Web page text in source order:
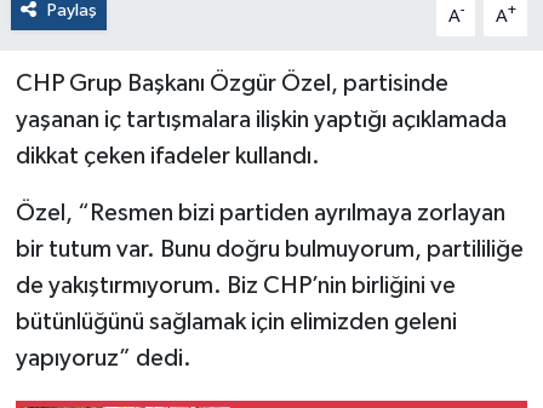
Paylaş A- A+
CHP Grup Başkanı Özgür Özel, partisinde
yaşanan iç tartışmalara ilişkin yaptığı açıklamada
dikkat çeken ifadeler kullandı.
Özel, “Resmen bizi partiden ayrılmaya zorlayan
bir tutum var. Bunu doğru bulmuyorum, partililiğe
de yakıştırmıyorum. Biz CHP’nin birliğini ve
bütünlüğünü sağlamak için elimizden geleni
yapıyoruz” dedi.